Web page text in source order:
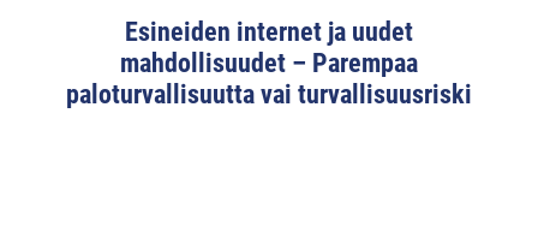
Esineiden internet ja uudet
mahdollisuudet – Parempaa
paloturvallisuutta vai turvallisuusriski